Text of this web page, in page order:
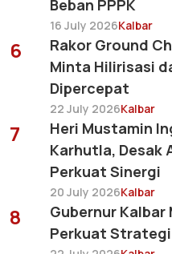
Beban PPPK
16 July 2026Kalbar
6
Rakor Ground
Minta Hilirisasi
Dipercepat
22 July 2026Kalbar
7
Heri Mustamin
Karhutla, Desak
Perkuat Sinergi
20 July 2026Kalbar
8
Gubernur Kalbar
Perkuat